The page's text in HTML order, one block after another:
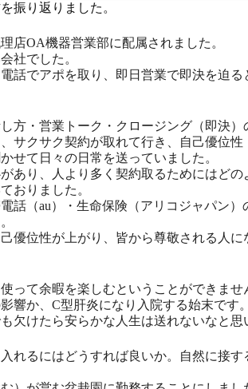
振り返りました。
店OA機器営業部に配属されました。
社でした。
話でアポを取り、即日営業で即決を迫る
方・営業トーク・クロージング（即決）
サクサク契約が取れて行き、自己優位
せて日々の日常を送っていました。
あり、人より多く契約取るためにはどの
おりました。
話（au）・生命保険（アリコジャパン）
優位性が上がり、皆から尊敬される人に
って余暇を楽しむということができませ
響か、C型肝炎になり入院する始末です。
欠けたら安らかな人生は送れないなと思
れるにはどうすれば良いか。自然に接